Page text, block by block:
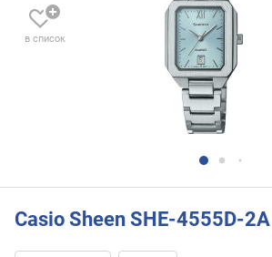
в список
Casio Sheen SHE-4555D-2A